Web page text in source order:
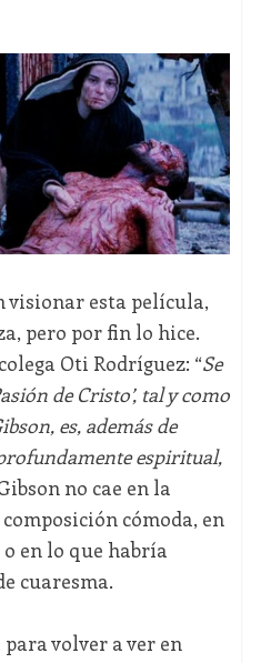
visionar esta película,
pero por fin lo hice.
Oti Rodríguez: “Se
de Cristo’, tal y como
es, además de
espiritual,
no cae en la
cómoda, en
en lo que habría
cuaresma.
volver a ver en